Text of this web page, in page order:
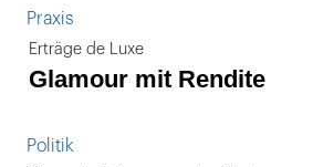
Praxis
Erträge de Luxe
Glamour mit Rendite
Politik